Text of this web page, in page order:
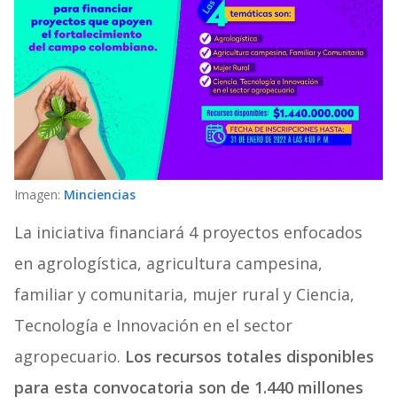
Imagen: Minciencias
La iniciativa financiará 4 proyectos enfocados
en agrologística, agricultura campesina,
familiar y comunitaria, mujer rural y Ciencia,
Tecnología e Innovación en el sector
agropecuario. Los recursos totales disponibles
para esta convocatoria son de 1.440 millones